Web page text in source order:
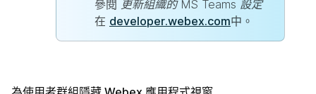
參閱 更新組織的 MS Teams 設定
在 developer.webex.com中。